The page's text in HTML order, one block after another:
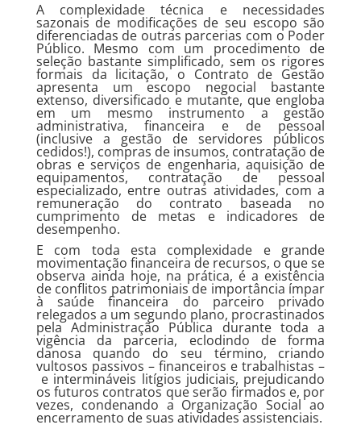
A complexidade técnica e necessidades
sazonais de modificações de seu escopo são
diferenciadas de outras parcerias com o Poder
Público. Mesmo com um procedimento de
seleção bastante simplificado, sem os rigores
formais da licitação, o Contrato de Gestão
apresenta um escopo negocial bastante
extenso, diversificado e mutante, que engloba
em um mesmo instrumento a gestão
administrativa, financeira e de pessoal
(inclusive a gestão de servidores públicos
cedidos!), compras de insumos, contratação de
obras e serviços de engenharia, aquisição de
equipamentos, contratação de pessoal
especializado, entre outras atividades, com a
remuneração do contrato baseada no
cumprimento de metas e indicadores de
desempenho.
E com toda esta complexidade e grande
movimentação financeira de recursos, o que se
observa ainda hoje, na prática, é a existência
de conflitos patrimoniais de importância ímpar
à saúde financeira do parceiro privado
relegados a um segundo plano, procrastinados
pela Administração Pública durante toda a
vigência da parceria, eclodindo de forma
danosa quando do seu término, criando
vultosos passivos – financeiros e trabalhistas –
e intermináveis litígios judiciais, prejudicando
os futuros contratos que serão firmados e, por
vezes, condenando a Organização Social ao
encerramento de suas atividades assistenciais.